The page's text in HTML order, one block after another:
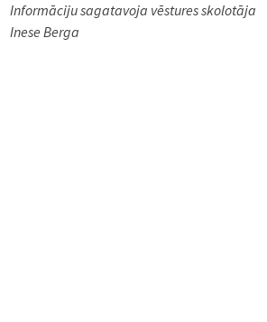
Informāciju sagatavoja vēstures skolotāja
Inese Berga